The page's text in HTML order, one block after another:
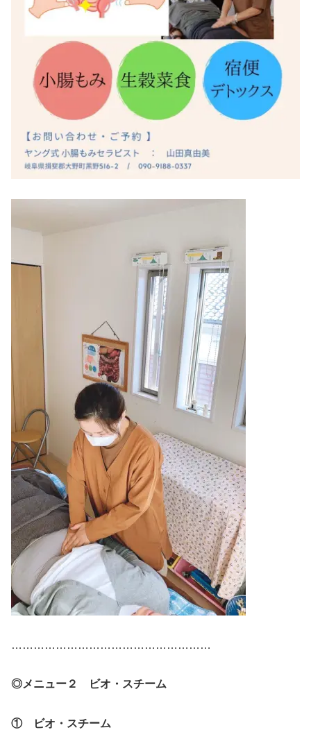
………………………………………………
◎メニュー２ ビオ・スチーム
① ビオ・スチーム